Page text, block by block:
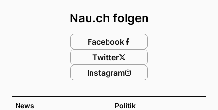
News Politik
Nau.ch folgen
Facebook
Twitter
Instagram